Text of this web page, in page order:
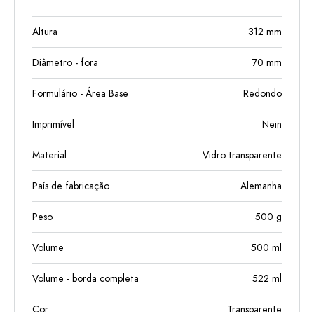
Altura 312 mm
Diâmetro - fora 70 mm
Formulário - Área Base Redondo
Imprimível Nein
Material Vidro transparente
País de fabricação Alemanha
Peso 500 g
Volume 500 ml
Volume - borda completa 522 ml